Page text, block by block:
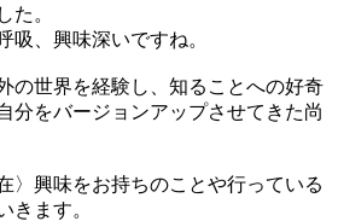
た。
吸、興味深いですね。
の世界を経験し、知ることへの好奇
分をバージョンアップさせてきた尚
〉興味をお持ちのことや行っている
きます。